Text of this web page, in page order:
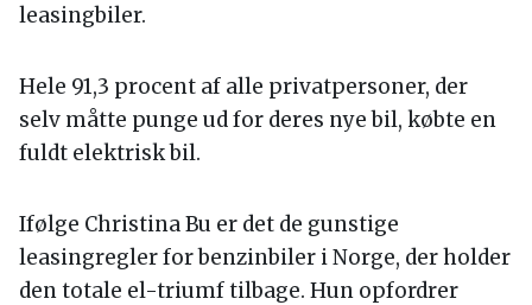
leasingbiler.
Hele 91,3 procent af alle privatpersoner, der
selv måtte punge ud for deres nye bil, købte en
fuldt elektrisk bil.
Ifølge Christina Bu er det de gunstige
leasingregler for benzinbiler i Norge, der holder
den totale el-triumf tilbage. Hun opfordrer